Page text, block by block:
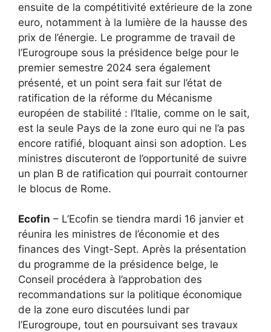
ensuite de la compétitivité extérieure de la zone
euro, notamment à la lumière de la hausse des
prix de l’énergie. Le programme de travail de
l’Eurogroupe sous la présidence belge pour le
premier semestre 2024 sera également
présenté, et un point sera fait sur l’état de
ratification de la réforme du Mécanisme
européen de stabilité : l’Italie, comme on le sait,
est la seule Pays de la zone euro qui ne l’a pas
encore ratifié, bloquant ainsi son adoption. Les
ministres discuteront de l’opportunité de suivre
un plan B de ratification qui pourrait contourner
le blocus de Rome.
Ecofin – L’Ecofin se tiendra mardi 16 janvier et
réunira les ministres de l’économie et des
finances des Vingt-Sept. Après la présentation
du programme de la présidence belge, le
Conseil procédera à l’approbation des
recommandations sur la politique économique
de la zone euro discutées lundi par
l’Eurogroupe, tout en poursuivant ses travaux